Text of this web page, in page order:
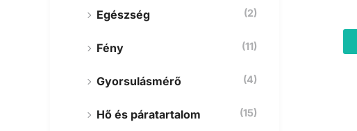
Egészség (2)
Fény (11)
Gyorsulásmérő (4)
Hő és páratartalom (15)